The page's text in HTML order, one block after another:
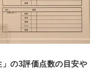
の3評価点数の目安や